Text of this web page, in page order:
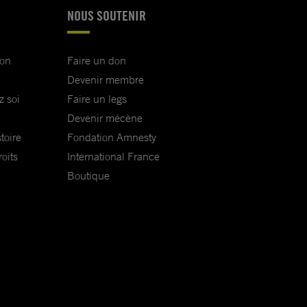
soi
NOUS SOUTENIR
Faire un don
Devenir membre
Faire un legs
Devenir mécène
Fondation Amnesty
International France
Boutique